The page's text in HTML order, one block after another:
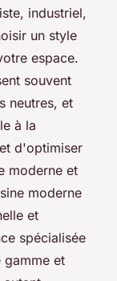
industriel,
un style
espace.
souvent
neutres, et
à la
d'optimiser
moderne et
moderne
et
spécialisée
gamme et